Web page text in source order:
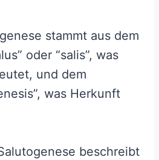
stammt aus dem
oder “salis”, was
und dem
was Herkunft
beschreibt